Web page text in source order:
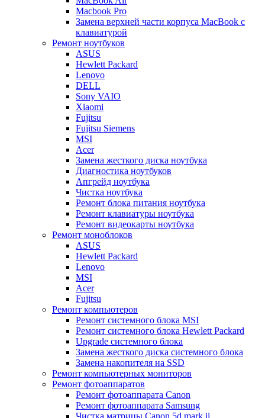
Macbook Pro
Замена верхней части корпуса MacBook с
клавиатурой
Ремонт ноутбуков
ASUS
Hewlett Packard
Lenovo
DELL
Sony VAIO
Xiaomi
Fujitsu
Fujitsu Siemens
MSI
Acer
Замена жесткого диска ноутбука
Диагностика ноутбуков
Апгрейд ноутбука
Чистка ноутбука
Ремонт блока питания ноутбука
Ремонт клавиатуры ноутбука
Ремонт видеокарты ноутбука
Ремонт моноблоков
ASUS
Hewlett Packard
Lenovo
MSI
Acer
Fujitsu
Ремонт компьютеров
Ремонт системного блока MSI
Ремонт системного блока Hewlett Packard
Upgrade системного блока
Замена жесткого диска системного блока
Замена накопителя на SSD
Ремонт компьютерных мониторов
Ремонт фотоаппаратов
Ремонт фотоаппарата Canon
Ремонт фотоаппарата Samsung
Чистка матрицы Canon 5d mark ii